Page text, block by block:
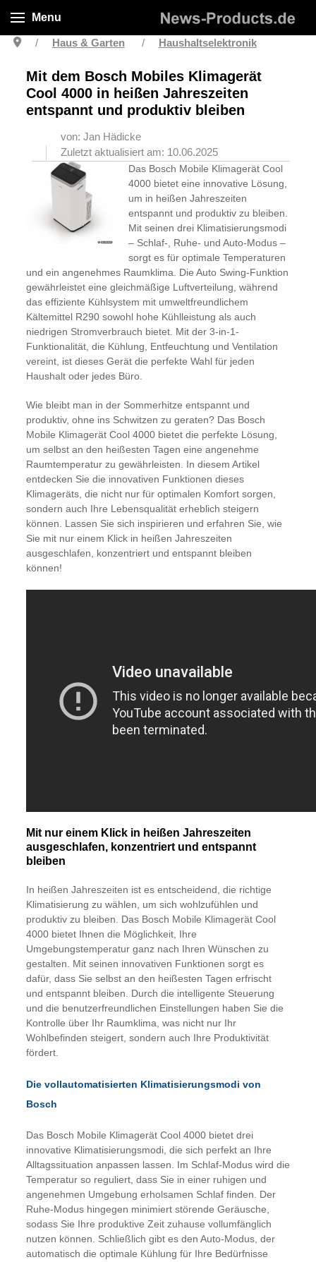
Menu
Haus & Garten Haushaltselektronik
Mit dem Bosch Mobiles Klimagerät
Cool 4000 in heißen Jahreszeiten
entspannt und produktiv bleiben
von: Jan Hädicke
Zuletzt aktualisiert am: 10.06.2025
Das Bosch Mobile Klimagerät Cool
4000 bietet eine innovative Lösung,
um in heißen Jahreszeiten
entspannt und produktiv zu bleiben.
Mit seinen drei Klimatisierungsmodi
– Schlaf-, Ruhe- und Auto-Modus –
sorgt es für optimale Temperaturen
und ein angenehmes Raumklima. Die Auto Swing-Funktion
gewährleistet eine gleichmäßige Luftverteilung, während
das effiziente Kühlsystem mit umweltfreundlichem
Kältemittel R290 sowohl hohe Kühlleistung als auch
niedrigen Stromverbrauch bietet. Mit der 3-in-1-
Funktionalität, die Kühlung, Entfeuchtung und Ventilation
vereint, ist dieses Gerät die perfekte Wahl für jeden
Haushalt oder jedes Büro.
Wie bleibt man in der Sommerhitze entspannt und
produktiv, ohne ins Schwitzen zu geraten? Das Bosch
Mobile Klimagerät Cool 4000 bietet die perfekte Lösung,
um selbst an den heißesten Tagen eine angenehme
Raumtemperatur zu gewährleisten. In diesem Artikel
entdecken Sie die innovativen Funktionen dieses
Klimageräts, die nicht nur für optimalen Komfort sorgen,
sondern auch Ihre Lebensqualität erheblich steigern
können. Lassen Sie sich inspirieren und erfahren Sie, wie
Sie mit nur einem Klick in heißen Jahreszeiten
ausgeschlafen, konzentriert und entspannt bleiben
können!
Mit nur einem Klick in heißen Jahreszeiten
ausgeschlafen, konzentriert und entspannt
bleiben
In heißen Jahreszeiten ist es entscheidend, die richtige
Klimatisierung zu wählen, um sich wohlzufühlen und
produktiv zu bleiben. Das Bosch Mobile Klimagerät Cool
4000 bietet Ihnen die Möglichkeit, Ihre
Umgebungstemperatur ganz nach Ihren Wünschen zu
gestalten. Mit seinen innovativen Funktionen sorgt es
dafür, dass Sie selbst an den heißesten Tagen erfrischt
und entspannt bleiben. Durch die intelligente Steuerung
und die benutzerfreundlichen Einstellungen haben Sie die
Kontrolle über Ihr Raumklima, was nicht nur Ihr
Wohlbefinden steigert, sondern auch Ihre Produktivität
fördert.
Die vollautomatisierten Klimatisierungsmodi von
Bosch
Das Bosch Mobile Klimagerät Cool 4000 bietet drei
innovative Klimatisierungsmodi, die sich perfekt an Ihre
Alltagssituation anpassen lassen. Im Schlaf-Modus wird die
Temperatur so reguliert, dass Sie in einer ruhigen und
angenehmen Umgebung erholsamen Schlaf finden. Der
Ruhe-Modus hingegen minimiert störende Geräusche,
sodass Sie Ihre produktive Zeit zuhause vollumfänglich
nutzen können. Schließlich gibt es den Auto-Modus, der
automatisch die optimale Kühlung für Ihre Bedürfnisse